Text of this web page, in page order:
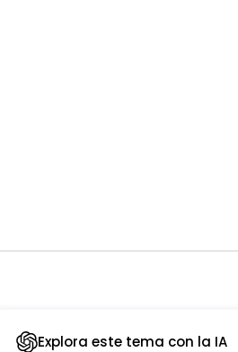
Explora este tema con la IA